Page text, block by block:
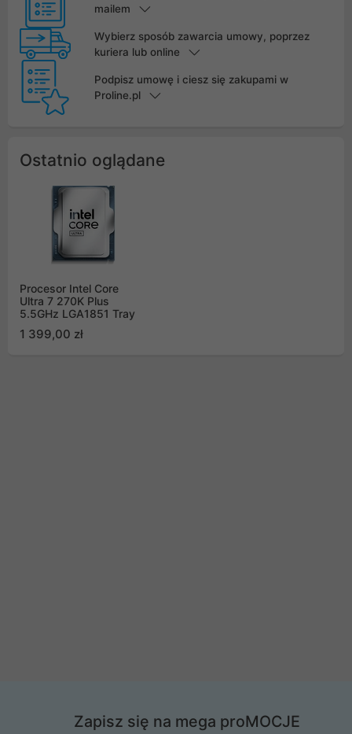
mailem
Wybierz sposób zawarcia umowy, poprzez
kuriera lub online
Podpisz umowę i ciesz się zakupami w
Proline.pl
Ostatnio oglądane
Procesor Intel Core
Ultra 7 270K Plus
5.5GHz LGA1851 Tray
1 399,00 zł
Zapisz się na mega proMOCJE